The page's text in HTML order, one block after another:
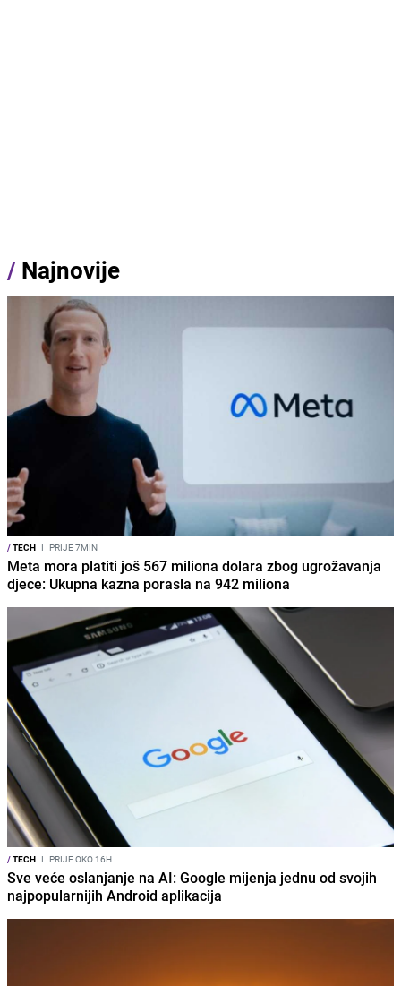
/ Najnovije
/TECH I PRIJE 7MIN
Meta mora platiti još 567 miliona dolara zbog ugrožavanja
djece: Ukupna kazna porasla na 942 miliona
/TECH I PRIJE OKO 16H
Sve veće oslanjanje na AI: Google mijenja jednu od svojih
najpopularnijih Android aplikacija